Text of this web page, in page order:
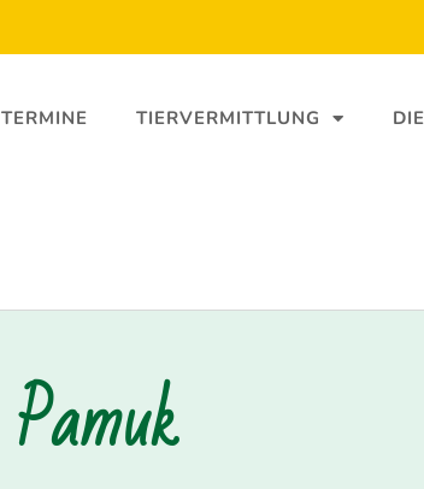
TERMINE TIERVERMITTLUNG
Pamuk